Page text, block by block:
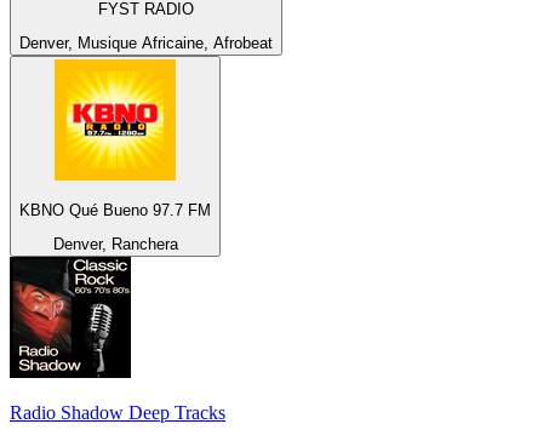
FYST RADIO
Denver, Musique Africaine, Afrobeat
KBNO Qué Bueno 97.7 FM
Denver, Ranchera
Radio Shadow Deep Tracks